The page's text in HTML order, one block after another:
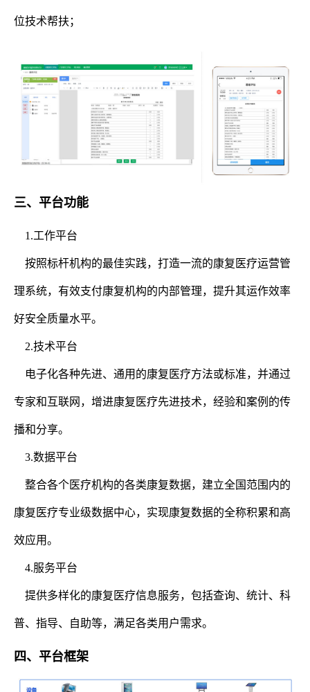
位技术帮扶；
三、平台功能
1.工作平台
按照标杆机构的最佳实践，打造一流的康复医疗运营管
理系统，有效支付康复机构的内部管理，提升其运作效率
好安全质量水平。
2.技术平台
电子化各种先进、通用的康复医疗方法或标准，并通过
专家和互联网，增进康复医疗先进技术，经验和案例的传
播和分享。
3.数据平台
整合各个医疗机构的各类康复数据，建立全国范围内的
康复医疗专业级数据中心，实现康复数据的全称积累和高
效应用。
4.服务平台
提供多样化的康复医疗信息服务，包括查询、统计、科
普、指导、自助等，满足各类用户需求。
四、平台框架